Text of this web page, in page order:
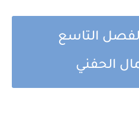
التاسع
الحفني